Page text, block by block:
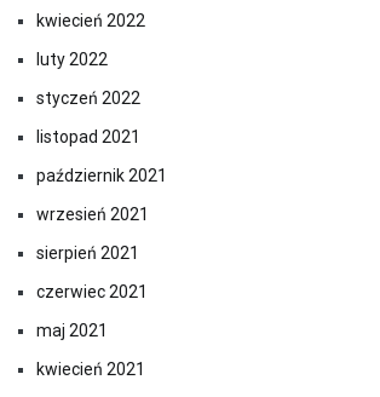
kwiecień 2022
luty 2022
styczeń 2022
listopad 2021
październik 2021
wrzesień 2021
sierpień 2021
czerwiec 2021
maj 2021
kwiecień 2021